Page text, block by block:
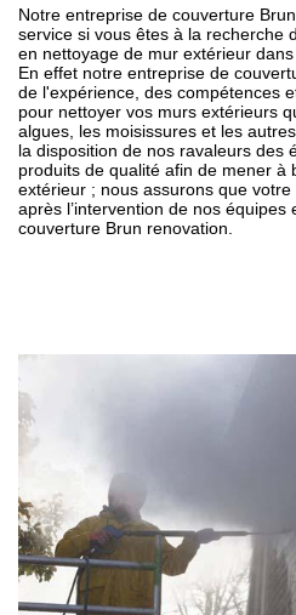
Notre entreprise de couverture
service si vous êtes à la recherche
en nettoyage de mur extérieur
En effet notre entreprise de
de l'expérience, des compétences
pour nettoyer vos murs extérieurs
algues, les moisissures et les
la disposition de nos ravaleurs des
produits de qualité afin de mener à
extérieur ; nous assurons que
après l’intervention de nos
couverture Brun renovation.